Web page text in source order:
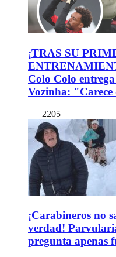
¡TRAS SU
Colo Colo entrega
Vozinha:
2205
¡Carabineros no
verdad!
pregunta apenas